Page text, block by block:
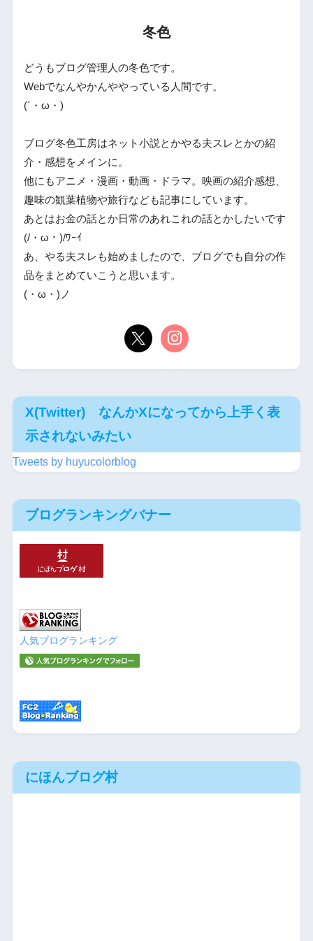
冬色
どうもブログ管理人の冬色です。
Webでなんやかんややっている人間です。
(´・ω・)
ブログ冬色工房はネット小説とかやる夫スレとかの紹
介・感想をメインに。
他にもアニメ・漫画・動画・ドラマ。映画の紹介感想、
趣味の観葉植物や旅行なども記事にしています。
あとはお金の話とか日常のあれこれの話とかしたいです
(/・ω・)/ﾜｰｲ
あ、やる夫スレも始めましたので、ブログでも自分の作
品をまとめていこうと思います。
(・ω・)ノ
X(Twitter) なんかXになってから上手く表
示されないみたい
Tweets by huyucolorblog
ブログランキングバナー
人気ブログランキング
にほんブログ村